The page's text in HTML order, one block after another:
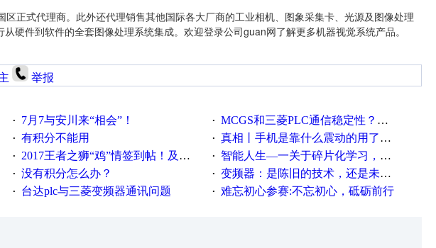
正式代理商。此外还代理销售其他国际各大厂商的工业相机、图象采集卡、光源及图像处理
硬件到软件的全套图像处理系统集成。欢迎登录公司guan网了解更多机器视觉系统产品。
举报
· 7月7与安川来“相会”！ · MCGS和三菱PLC通信稳定性？？？
· 有积分不能用 · 真相丨手机是靠什么震动的用了这么多年才知道！
· 2017王者之狮“鸡”情签到帖！及时更新在线研讨会预告 · 智能人生—一关于碎片化学习，看这一篇就够了！
· 没有积分怎么办？ · 变频器：是陈旧的技术，还是未来的幕后英雄？
· 台达plc与三菱变频器通讯问题 · 难忘初心参赛:不忘初心，砥砺前行